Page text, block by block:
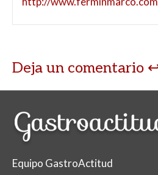
Deja un comentario
Equipo GastroActitud